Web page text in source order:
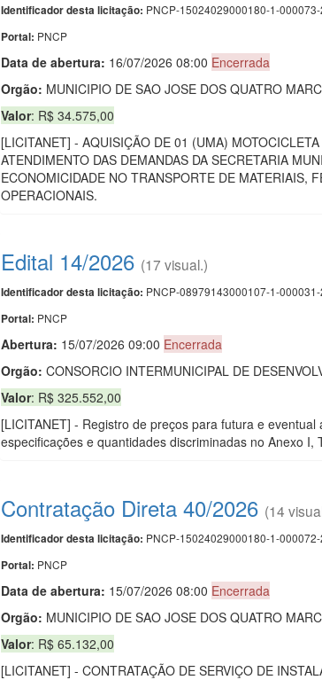
Identificador desta licitação: PNCP-15024029000180-1-
Portal: PNCP
Data de abertura: 16/07/2026 08:00 Encerrada
Orgão: MUNICIPIO DE SAO JOSE DOS QUATRO
Valor: R$ 34.575,00
[LICITANET] - AQUISIÇÃO DE 01 (UMA)
ATENDIMENTO DAS DEMANDAS DA SECRETARIA
ECONOMICIDADE NO TRANSPORTE DE MATERIAIS,
OPERACIONAIS.
Edital 14/2026 (17 visual.)
Identificador desta licitação: PNCP-08979143000107-1-
Portal: PNCP
Abertura: 15/07/2026 09:00 Encerrada
Orgão: CONSORCIO INTERMUNICIPAL DE
Valor: R$ 325.552,00
[LICITANET] - Registro de preços para futura e
especificações e quantidades discriminadas no Anexo I,
Contratação Direta 40/2026 (14
Identificador desta licitação: PNCP-15024029000180-1-
Portal: PNCP
Data de abertura: 15/07/2026 08:00 Encerrada
Orgão: MUNICIPIO DE SAO JOSE DOS QUATRO
Valor: R$ 65.132,00
[LICITANET] - CONTRATAÇÃO DE SERVIÇO DE